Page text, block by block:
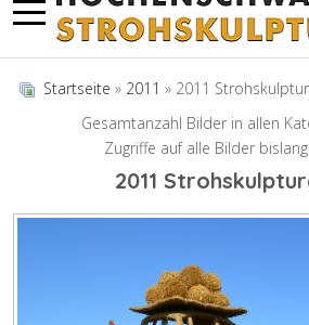
Startseite » 2011 » 2011
Gesamtanzahl Bilder in allen
Zugriffe auf alle Bilder
2011